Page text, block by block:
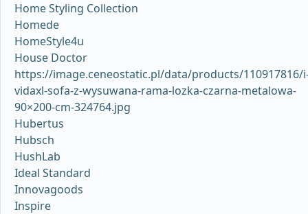
Home Styling Collection
Homede
HomeStyle4u
House Doctor
https://image.ceneostatic.pl/data/products/110917816/
vidaxl-sofa-z-wysuwana-rama-lozka-czarna-metalowa-
90×200-cm-324764.jpg
Hubertus
Hubsch
HushLab
Ideal Standard
Innovagoods
Inspire